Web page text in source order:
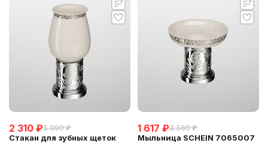
2 310 ₽5 090 ₽
Стакан для зубных щеток
1 617 ₽3 560 ₽
Мыльница SCHEIN 7065007